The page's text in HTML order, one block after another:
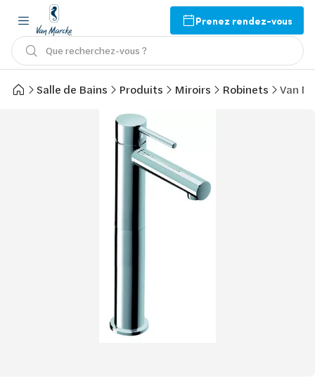
Prenez rendez-vous
Que recherchez-vous ?
Salle de Bains Produits Miroirs Robinets Van